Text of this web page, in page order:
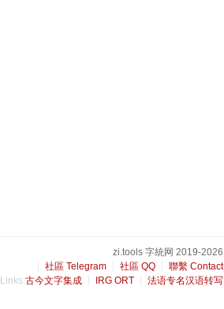
zi.tools 字統网 2019-2026
社區 Telegram
社區 QQ
聯繫 Contact
Links:古今文字集成 IRG ORT 法语专名汉语转写